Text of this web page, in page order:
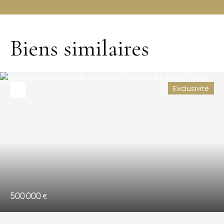
Biens similaires
500 000 €
Exclusivité